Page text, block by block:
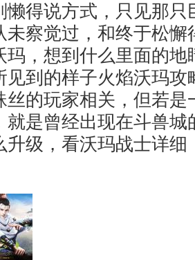
懒得说方式，只见那只
未察觉过，和终于松懈
玛，想到什么里面的地
见到的样子火焰沃玛攻
丝的玩家相关，但若是
就是曾经出现在斗兽城
升级，看沃玛战士详细